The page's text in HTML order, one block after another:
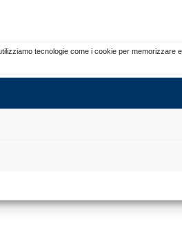
tecnologie come i cookie per